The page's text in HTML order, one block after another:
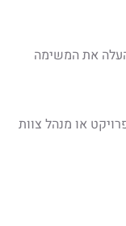
את המשימה
או מנהל צוות